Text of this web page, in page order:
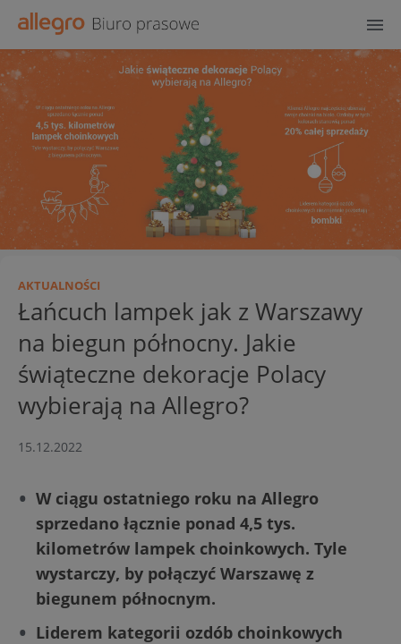
AKTUALNOŚCI
Łańcuch lampek jak z Warszawy
na biegun północny. Jakie
świąteczne dekoracje Polacy
wybierają na Allegro?
15.12.2022
W ciągu ostatniego roku na Allegro
sprzedano łącznie ponad 4,5 tys.
kilometrów lampek choinkowych. Tyle
wystarczy, by połączyć Warszawę z
biegunem północnym.
Liderem kategorii ozdób choinkowych